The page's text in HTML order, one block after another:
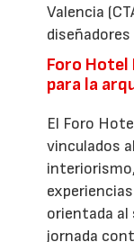
Valencia
Foro
para la
El Foro
vinculados
orientada
jornada